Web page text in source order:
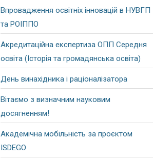
Впровадження освітніх інновацій в НУВГП
та РОІППО
Акредитаційна експертиза ОПП Середня
освіта (Історія та громадянська освіта)
День винахідника і раціоналізатора
Вітаємо з визначним науковим
досягненням!
Академічна мобільність за проєктом
ISDEGO